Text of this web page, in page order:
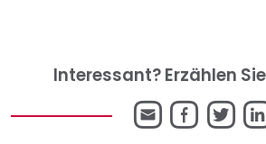
Interessant? Erzählen
E-